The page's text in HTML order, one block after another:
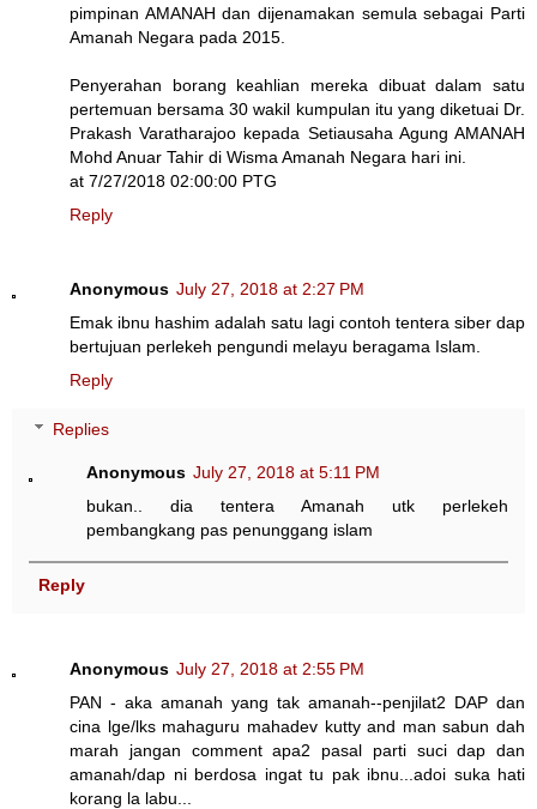
pimpinan AMANAH dan dijenamakan semula sebagai Parti
Amanah Negara pada 2015.
Penyerahan borang keahlian mereka dibuat dalam satu
pertemuan bersama 30 wakil kumpulan itu yang diketuai Dr.
Prakash Varatharajoo kepada Setiausaha Agung AMANAH
Mohd Anuar Tahir di Wisma Amanah Negara hari ini.
at 7/27/2018 02:00:00 PTG
Reply
Anonymous July 27, 2018 at 2:27 PM
Emak ibnu hashim adalah satu lagi contoh tentera siber dap
bertujuan perlekeh pengundi melayu beragama Islam.
Reply
Replies
Anonymous July 27, 2018 at 5:11 PM
bukan.. dia tentera Amanah utk perlekeh
pembangkang pas penunggang islam
Reply
Anonymous July 27, 2018 at 2:55 PM
PAN - aka amanah yang tak amanah--penjilat2 DAP dan
cina lge/lks mahaguru mahadev kutty and man sabun dah
marah jangan comment apa2 pasal parti suci dap dan
amanah/dap ni berdosa ingat tu pak ibnu...adoi suka hati
korang la labu...